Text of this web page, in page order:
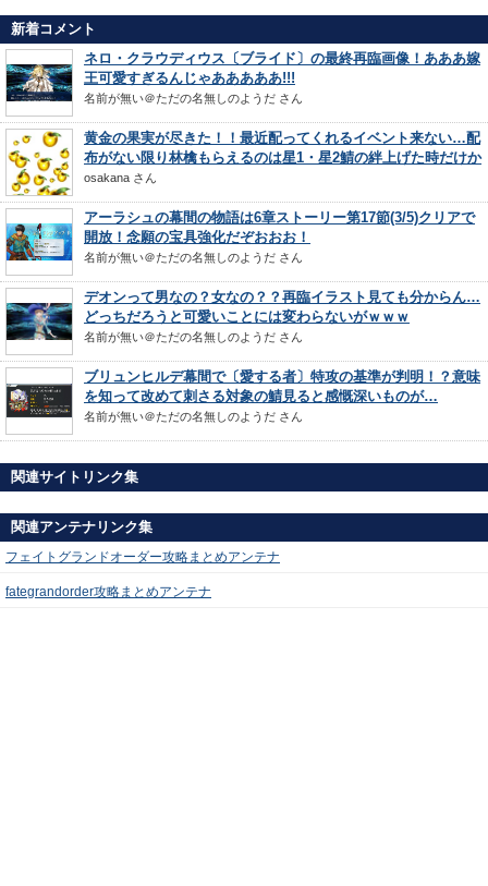
新着コメント
ネロ・クラウディウス〔ブライド〕の最終再臨画像！あああ嫁
王可愛すぎるんじゃあああああ!!!
名前が無い＠ただの名無しのようだ さん
黄金の果実が尽きた！！最近配ってくれるイベント来ない…配
布がない限り林檎もらえるのは星1・星2鯖の絆上げた時だけか
osakana さん
アーラシュの幕間の物語は6章ストーリー第17節(3/5)クリアで
開放！念願の宝具強化だぞおおお！
名前が無い＠ただの名無しのようだ さん
デオンって男なの？女なの？？再臨イラスト見ても分からん…
どっちだろうと可愛いことには変わらないがｗｗｗ
名前が無い＠ただの名無しのようだ さん
ブリュンヒルデ幕間で〔愛する者〕特攻の基準が判明！？意味
を知って改めて刺さる対象の鯖見ると感慨深いものが…
名前が無い＠ただの名無しのようだ さん
関連サイトリンク集
関連アンテナリンク集
フェイトグランドオーダー攻略まとめアンテナ
fategrandorder攻略まとめアンテナ